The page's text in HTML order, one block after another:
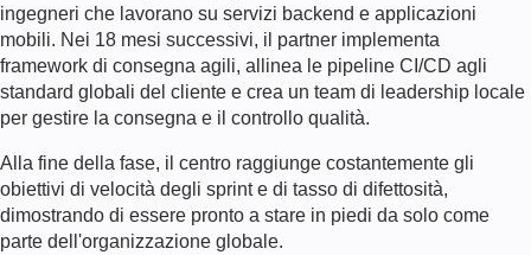
ingegneri che lavorano su servizi backend e applicazioni
mobili. Nei 18 mesi successivi, il partner implementa
framework di consegna agili, allinea le pipeline CI/CD agli
standard globali del cliente e crea un team di leadership locale
per gestire la consegna e il controllo qualità.
Alla fine della fase, il centro raggiunge costantemente gli
obiettivi di velocità degli sprint e di tasso di difettosità,
dimostrando di essere pronto a stare in piedi da solo come
parte dell'organizzazione globale.